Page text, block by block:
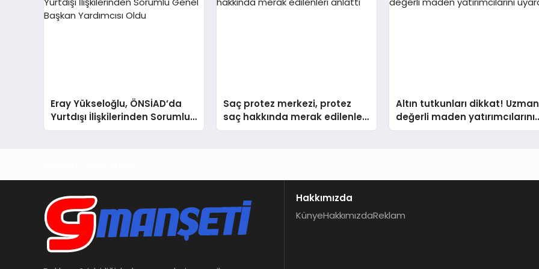
Eray Yükseloğlu, ÖNSİAD’da
Yurtdışı İlişkilerinden Sorumlu
Genel Başkan Yardımcısı Oldu
Saç protez merkezi, protez
saç hakkında merak edilenleri
anlattı
Altın tutkunları dikkat!
değerli maden yatırımcılarını
uyardı!
Hakkımızda
KünyeHakkımızdaReklam